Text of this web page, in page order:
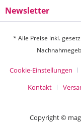
Newsletter
* Alle Preise inkl.
Cookie-Einstellungen
Kontakt
Copyright ©